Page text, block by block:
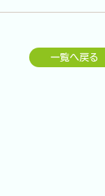
一覧へ戻る